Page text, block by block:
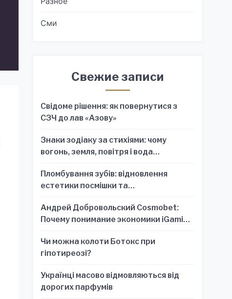
Сми
Свежие записи
Свідоме рішення: як повернутися з
СЗЧ до лав «Азову»
Знаки зодіаку за стихіями: чому
вогонь, земля, повітря і вода
знак
Пломбування зубів: відновлення
естетики посмішки та
Андрей Добровольский Cosmobet:
Почему понимание экономики iGaming
решений
Чи можна колоти Ботокс при
гіпотиреозі?
Українці масово відмовляються від
дорогих парфумів